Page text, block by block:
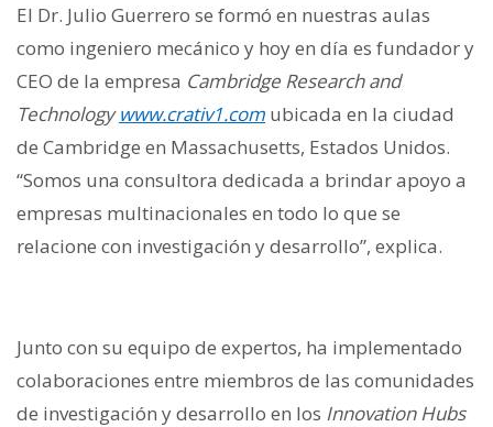
El Dr. Julio Guerrero se formó en nuestras aulas
como ingeniero mecánico y hoy en día es fundador y
CEO de la empresa Cambridge Research and
Technologywww.crativ1.com ubicada en la ciudad
de Cambridge en Massachusetts, Estados Unidos.
“Somos una consultora dedicada a brindar apoyo a
empresas multinacionales en todo lo que se
relacione con investigación y desarrollo”, explica.
Junto con su equipo de expertos, ha implementado
colaboraciones entre miembros de las comunidades
de investigación y desarrollo en los Innovation Hubs